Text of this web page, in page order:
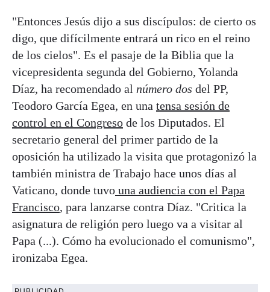
"Entonces Jesús dijo a sus discípulos: de cierto os
digo, que difícilmente entrará un rico en el reino
de los cielos". Es el pasaje de la Biblia que la
vicepresidenta segunda del Gobierno, Yolanda
Díaz, ha recomendado al número dos del PP,
Teodoro García Egea, en una tensa sesión de
control en el Congreso de los Diputados. El
secretario general del primer partido de la
oposición ha utilizado la visita que protagonizó la
también ministra de Trabajo hace unos días al
Vaticano, donde tuvo una audiencia con el Papa
Francisco, para lanzarse contra Díaz. "Critica la
asignatura de religión pero luego va a visitar al
Papa (...). Cómo ha evolucionado el comunismo",
ironizaba Egea.